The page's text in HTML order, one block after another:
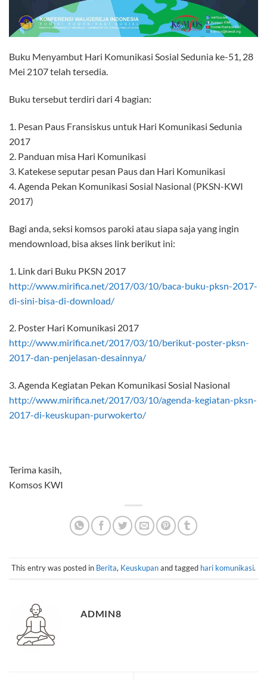
Buku Menyambut Hari Komunikasi Sosial Sedunia ke-51, 28
Mei 2107 telah tersedia.
Buku tersebut terdiri dari 4 bagian:
1. Pesan Paus Fransiskus untuk Hari Komunikasi Sedunia
2017
2. Panduan misa Hari Komunikasi
3. Katekese seputar pesan Paus dan Hari Komunikasi
4. Agenda Pekan Komunikasi Sosial Nasional (PKSN-KWI
2017)
Bagi anda, seksi komsos paroki atau siapa saja yang ingin
mendownload, bisa akses link berikut ini:
1. Link dari Buku PKSN 2017
http://www.mirifica.net/2017/03/10/baca-buku-pksn-2017-
di-sini-bisa-di-download/
2. Poster Hari Komunikasi 2017
http://www.mirifica.net/2017/03/10/berikut-poster-pksn-
2017-dan-penjelasan-desainnya/
3. Agenda Kegiatan Pekan Komunikasi Sosial Nasional
http://www.mirifica.net/2017/03/10/agenda-kegiatan-pksn-
2017-di-keuskupan-purwokerto/
Terima kasih,
Komsos KWI
This entry was posted in Berita, Keuskupanand tagged hari komunikasi.
ADMIN8